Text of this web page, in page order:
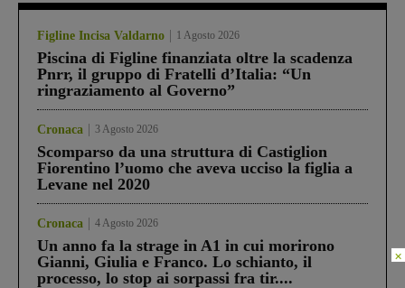
Figline Incisa Valdarno 1 Agosto 2026
Piscina di Figline finanziata oltre la scadenza
Pnrr, il gruppo di Fratelli d’Italia: “Un
ringraziamento al Governo”
Cronaca 3 Agosto 2026
Scomparso da una struttura di Castiglion
Fiorentino l’uomo che aveva ucciso la figlia a
Levane nel 2020
Cronaca 4 Agosto 2026
Un anno fa la strage in A1 in cui morirono
Gianni, Giulia e Franco. Lo schianto, il
processo, lo stop ai sorpassi fra tir....
×